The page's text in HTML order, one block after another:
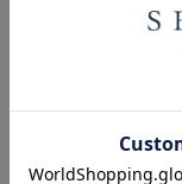
場合
濃色
をお